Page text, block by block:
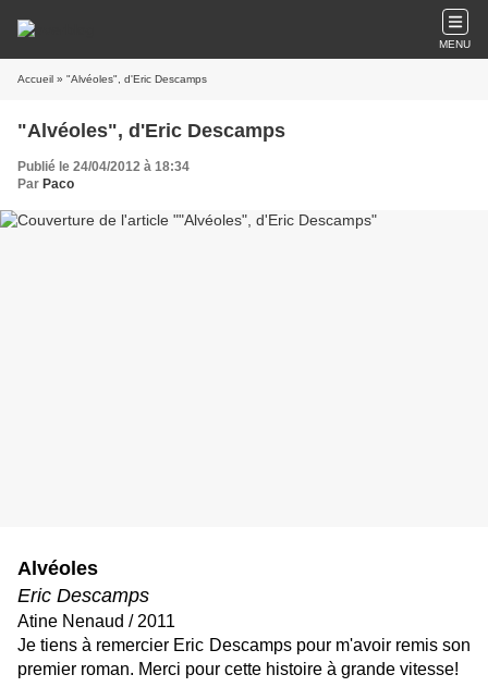
MENU
Accueil » "Alvéoles", d'Eric Descamps
"Alvéoles", d'Eric Descamps
Publié le 24/04/2012 à 18:34
Par Paco
Alvéoles
Eric Descamps
Atine Nenaud / 2011
Je tiens à remercier Eric Descamps pour m'avoir remis son
premier roman. Merci pour cette histoire à grande vitesse!